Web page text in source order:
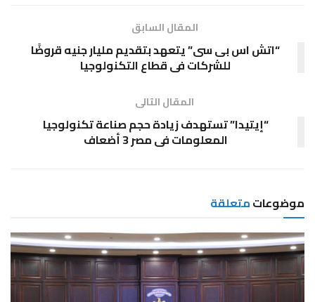
المقال السابق
“اتش اس بى سى” يتعهد بتقديم مليار جنيه قروضًا
للشركات فى قطاع التكنولوجيا
المقال التالى
“إيتيدا” تستهدف زيادة حجم صناعة تكنولوجيا
المعلومات فى مصر 3 أضعاف
موضوعاتمتعلقة